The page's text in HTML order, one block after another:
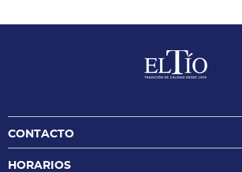
CONTACTO
HORARIOS